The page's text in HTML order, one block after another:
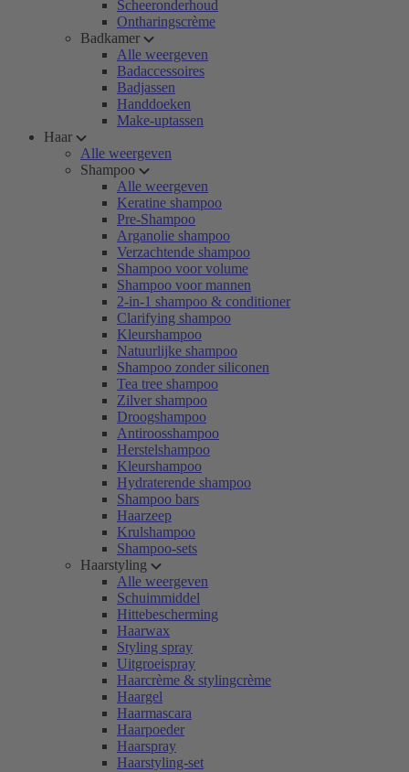
Scheeronderhoud
Ontharingscrème
Badkamer
Alle weergeven
Badaccessoires
Badjassen
Handdoeken
Make-uptassen
Haar
Alle weergeven
Shampoo
Alle weergeven
Keratine shampoo
Pre-Shampoo
Arganolie shampoo
Verzachtende shampoo
Shampoo voor volume
Shampoo voor mannen
2-in-1 shampoo & conditioner
Clarifying shampoo
Kleurshampoo
Natuurlijke shampoo
Shampoo zonder siliconen
Tea tree shampoo
Zilver shampoo
Droogshampoo
Antiroosshampoo
Herstelshampoo
Kleurshampoo
Hydraterende shampoo
Shampoo bars
Haarzeep
Krulshampoo
Shampoo-sets
Haarstyling
Alle weergeven
Schuimmiddel
Hittebescherming
Haarwax
Styling spray
Uitgroeispray
Haarcrème & stylingcrème
Haargel
Haarmascara
Haarpoeder
Haarspray
Haarstyling-set